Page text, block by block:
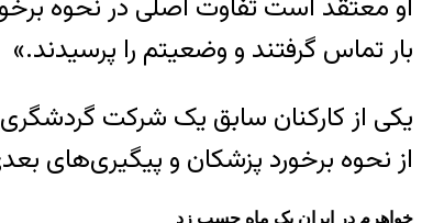
او معتقد است تفاوت اصلی در نحوه
بار تماس گرفتند و وضعیتم را پرسیدند.»
یکی از کارکنان سابق یک شرکت گردشگری
از نحوه برخورد پزشکان و پیگیری‌های
خواهرم در ایران یک ماه چسب زد